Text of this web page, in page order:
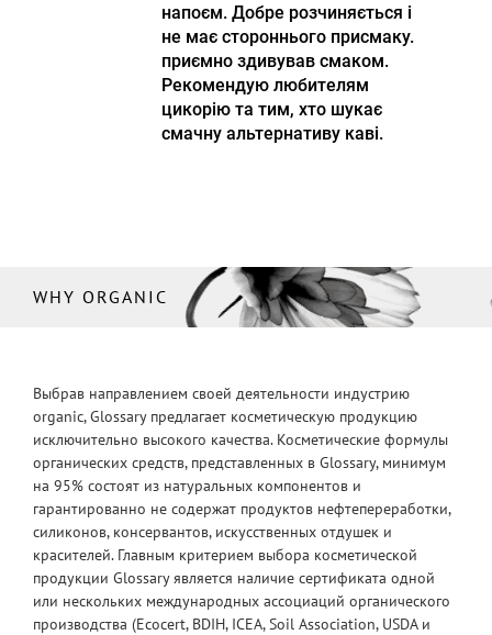
напоєм. Добре розчиняється і
не має стороннього присмаку.
приємно здивував смаком.
Рекомендую любителям
цикорію та тим, хто шукає
смачну альтернативу каві.
WHY ORGANIC
Выбрав направлением своей деятельности индустрию
organic, Glossary предлагает косметическую продукцию
исключительно высокого качества. Косметические формулы
органических средств, представленных в Glossary, минимум
на 95% состоят из натуральных компонентов и
гарантированно не содержат продуктов нефтепереработки,
силиконов, консервантов, искусственных отдушек и
красителей. Главным критерием выбора косметической
продукции Glossary является наличие сертификата одной
или нескольких международных ассоциаций органического
производства (Ecocert, BDIH, ICEA, Soil Association, USDA и